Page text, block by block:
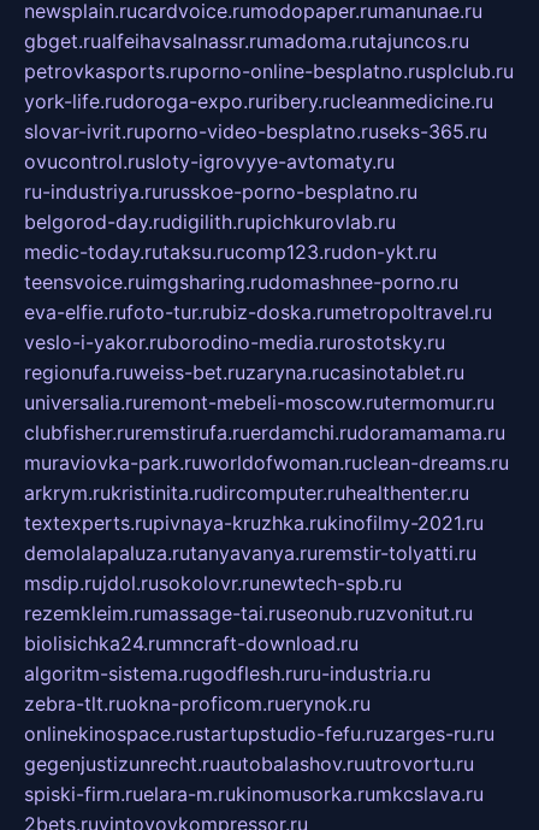
newsplain.rucardvoice.rumodopaper.rumanunae.ru
gbget.rualfeihavsalnassr.rumadoma.rutajuncos.ru
petrovkasports.ruporno-online-besplatno.rusplclub.ru
york-life.rudoroga-expo.ruribery.rucleanmedicine.ru
slovar-ivrit.ruporno-video-besplatno.ruseks-365.ru
ovucontrol.rusloty-igrovyye-avtomaty.ru
ru-industriya.rurusskoe-porno-besplatno.ru
belgorod-day.rudigilith.rupichkurovlab.ru
medic-today.rutaksu.rucomp123.rudon-ykt.ru
teensvoice.ruimgsharing.rudomashnee-porno.ru
eva-elfie.rufoto-tur.rubiz-doska.rumetropoltravel.ru
veslo-i-yakor.ruborodino-media.rurostotsky.ru
regionufa.ruweiss-bet.ruzaryna.rucasinotablet.ru
universalia.ruremont-mebeli-moscow.rutermomur.ru
clubfisher.ruremstirufa.ruerdamchi.rudoramamama.ru
muraviovka-park.ruworldofwoman.ruclean-dreams.ru
arkrym.rukristinita.rudircomputer.ruhealthenter.ru
textexperts.rupivnaya-kruzhka.rukinofilmy-2021.ru
demolalapaluza.rutanyavanya.ruremstir-tolyatti.ru
msdip.rujdol.rusokolovr.runewtech-spb.ru
rezemkleim.rumassage-tai.ruseonub.ruzvonitut.ru
biolisichka24.rumncraft-download.ru
algoritm-sistema.rugodflesh.ruru-industria.ru
zebra-tlt.ruokna-proficom.ruerynok.ru
onlinekinospace.rustartupstudio-fefu.ruzarges-ru.ru
gegenjustizunrecht.ruautobalashov.ruutrovortu.ru
spiski-firm.ruelara-m.rukinomusorka.rumkcslava.ru
2bets.ruvintovoykompressor.ru